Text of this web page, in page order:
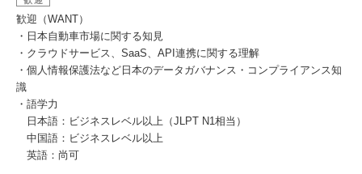
歓迎（WANT）
・日本自動車市場に関する知見
・クラウドサービス、SaaS、API連携に関する理解
・個人情報保護法など日本のデータガバナンス・コンプライアンス知
識
・語学力
日本語：ビジネスレベル以上（JLPT N1相当）
中国語：ビジネスレベル以上
英語：尚可